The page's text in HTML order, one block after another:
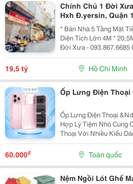
Chính Chủ 1 Đời
Hxh Đ.yersin, Quận
Đẹp- Giá Tốt Chỉ
Thác Dòng
* Bán Nhà 5 Tầng Mặt
Diện Tích Lớn 4M *
Đời Xưa - 093.867.6685 Giang
80M2. + Kết Cấu: 5
Bến Thành &Amp; Chợ
19,5 tỷ Hồ Chí Minh
Ốp Lưng Điện Thoại
Ốp Lưng Điện Thoại
Hợp Lý Tiệm Nhỏ Cung Cấp Các Mẫu Ốp Lưng Điện
Thoại Với Nhiều Kiểu
Hợp Với Học Sinh, Sinh
60.000₫ Toàn quốc
Nệm Ngồi Lót Ghế